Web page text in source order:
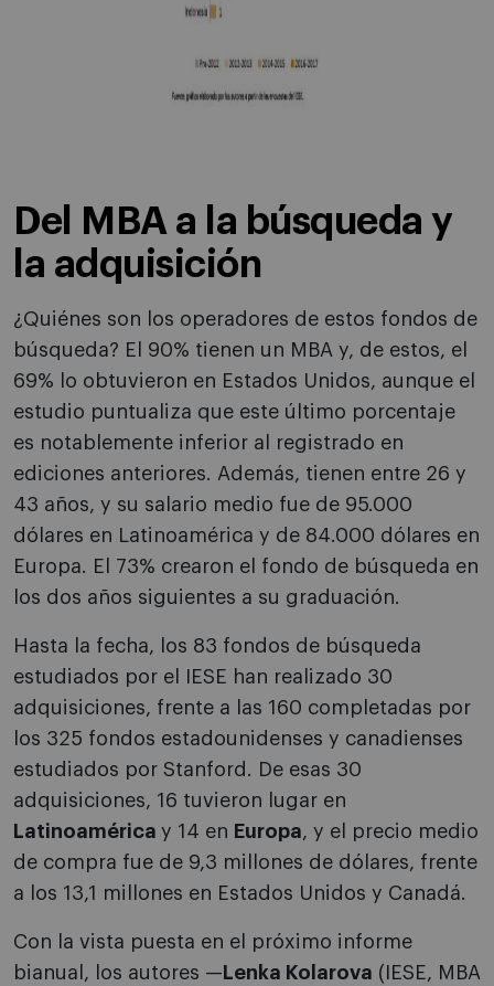
Del MBA a la búsqueda y
la adquisición
¿Quiénes son los operadores de estos fondos de
búsqueda? El 90% tienen un MBA y, de estos, el
69% lo obtuvieron en Estados Unidos, aunque el
estudio puntualiza que este último porcentaje
es notablemente inferior al registrado en
ediciones anteriores. Además, tienen entre 26 y
43 años, y su salario medio fue de 95.000
dólares en Latinoamérica y de 84.000 dólares en
Europa. El 73% crearon el fondo de búsqueda en
los dos años siguientes a su graduación.
Hasta la fecha, los 83 fondos de búsqueda
estudiados por el IESE han realizado 30
adquisiciones, frente a las 160 completadas por
los 325 fondos estadounidenses y canadienses
estudiados por Stanford. De esas 30
adquisiciones, 16 tuvieron lugar en
Latinoamérica y 14 en Europa, y el precio medio
de compra fue de 9,3 millones de dólares, frente
a los 13,1 millones en Estados Unidos y Canadá.
Con la vista puesta en el próximo informe
bianual, los autores — Lenka Kolarova (IESE, MBA